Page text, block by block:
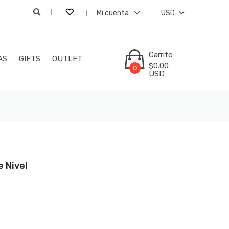
Mi cuenta USD
GIFTS OUTLET
0
Carrito
$0.00
USD
Nivel